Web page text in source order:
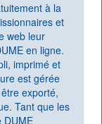
à la
et
web leur
en ligne.
imprimé et
est gérée
exporté,
Tant que les
DUME